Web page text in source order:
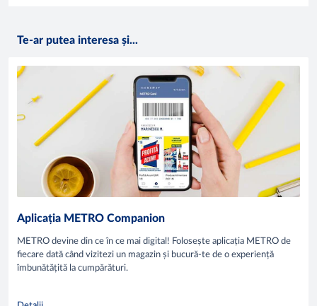
Te-ar putea interesa și...
Aplicația METRO Companion
METRO devine din ce în ce mai digital! Folosește aplicația METRO de
fiecare dată când vizitezi un magazin și bucură-te de o experiență
îmbunătățită la cumpărături.